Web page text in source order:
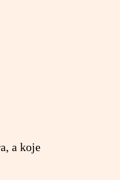
a koje